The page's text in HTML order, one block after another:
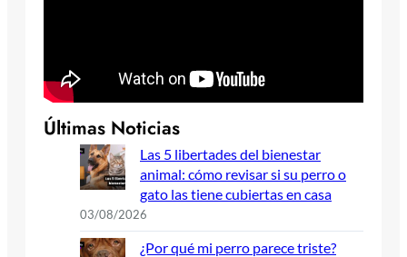
Últimas Noticias
Las 5 libertades del bienestar
animal: cómo revisar si su perro o
gato las tiene cubiertas en casa
03/08/2026
¿Por qué mi perro parece triste?